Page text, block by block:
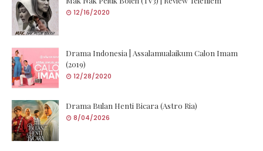
12/16/2020
Drama Indonesia | Assalamualaikum Calon Imam
(2019)
12/28/2020
Drama Bulan Henti Bicara (Astro Ria)
8/04/2026